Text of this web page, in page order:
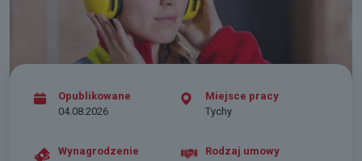
Opublikowane
04.08.2026
Miejsce pracy
Tychy
Wynagrodzenie
Rodzaj umowy